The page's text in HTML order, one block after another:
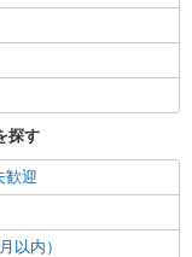
探す
歓迎
以内）